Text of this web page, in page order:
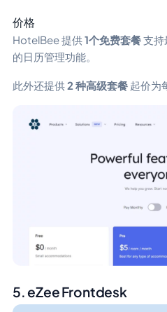
价格
HotelBee 提供1个免费套餐支持
的日历管理功能。
此外还提供2 种高级套餐 起价为
5. eZee Frontdesk